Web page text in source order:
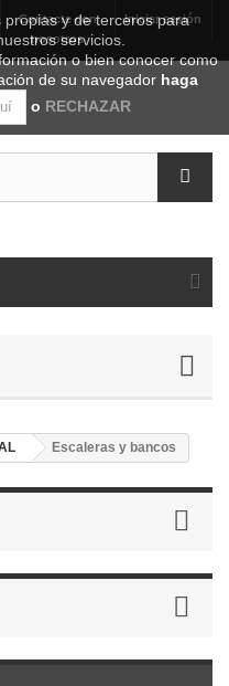
Iniciar sesión
Contacte con
nosotros
Escaleras y bancos
propias y de terceros para
servicios.
o bien conocer como
de su navegador haga
o RECHAZAR